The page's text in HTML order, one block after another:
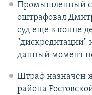
Промышленный
оштрафовал
суд еще в конце
"дискредитации"
данный момент
Штраф назначен
района